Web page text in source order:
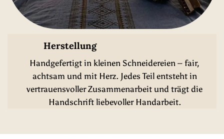
Herstellung
Handgefertigt in kleinen Schneidereien – fair,
achtsam und mit Herz. Jedes Teil entsteht in
vertrauensvoller Zusammenarbeit und trägt die
Handschrift liebevoller Handarbeit.